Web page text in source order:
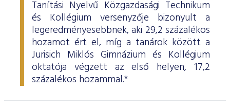
Tanítási Nyelvű Közgazdasági Technikum
és Kollégium versenyzője bizonyult a
legeredményesebbnek, aki 29,2 százalékos
hozamot ért el, míg a tanárok között a
Jurisich Miklós Gimnázium és Kollégium
oktatója végzett az első helyen, 17,2
százalékos hozammal.*